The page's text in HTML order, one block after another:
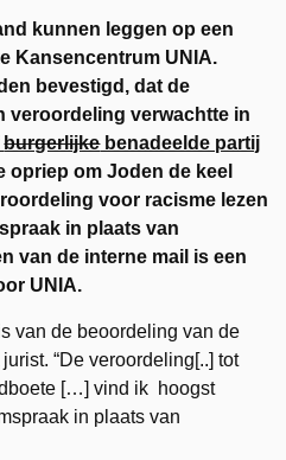
kunnen leggen op een
Kansencentrum UNIA.
bevestigd, dat de
veroordeling verwachtte in
burgerlijkebenadeelde partij
opriep om Joden de keel
voor racisme lezen
in plaats van
van de interne mail is een
UNIA.
van de beoordeling van de
“De veroordeling[..] tot
[…] vind ik hoogst
in plaats van